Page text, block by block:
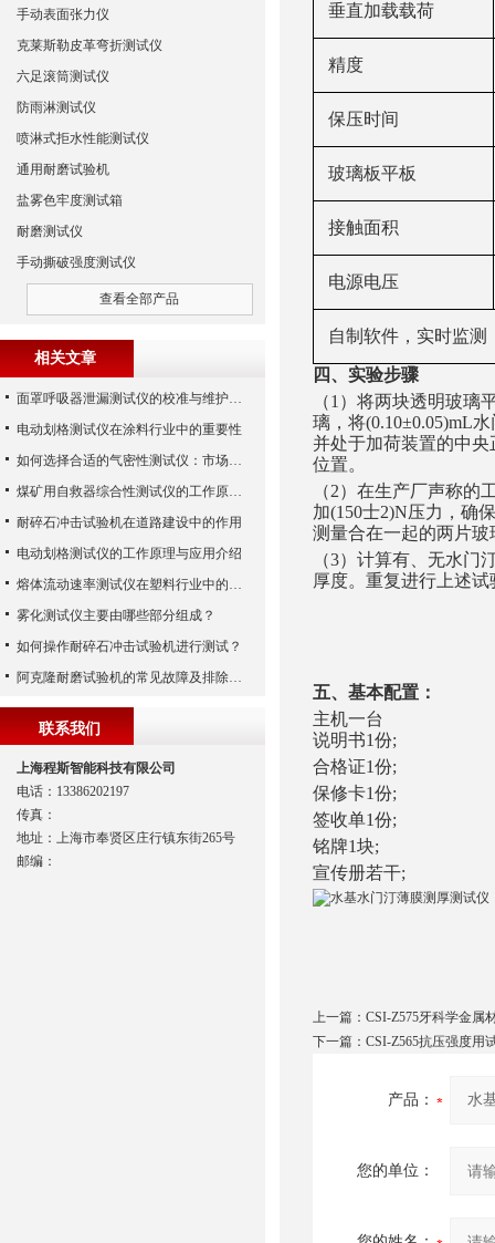
垂直加载载荷
精度
保压时间
玻璃板平板
接触面积
电源电压
自制软件，实时监测
四、实验步骤
（1）将两块透明玻
璃，将(0.10±0.05)mL
并处于加荷装置的中
位置。
（2）在生产厂声称的
加(150士2)N压力，确
测量合在一起的两片
（3）计算有、无水
厚度。重复进行上述试
五、基本配置：
主机一台
说明书1份;
合格证1份;
保修卡1份;
签收单1份;
铭牌1块;
宣传册若干;
上一篇： CSI-Z575牙科学金属
下一篇： CSI-Z565抗压强度用
产品：
您的单位：
手动表面张力仪
克莱斯勒皮革弯折测试仪
六足滚筒测试仪
防雨淋测试仪
喷淋式拒水性能测试仪
通用耐磨试验机
盐雾色牢度测试箱
耐磨测试仪
手动撕破强度测试仪
查看全部产品
相关文章
面罩呼吸器泄漏测试仪的校准与维护技巧
电动划格测试仪在涂料行业中的重要性
如何选择合适的气密性测试仪：市场指南
煤矿用自救器综合性测试仪的工作原理与功能解析
耐碎石冲击试验机在道路建设中的作用
电动划格测试仪的工作原理与应用介绍
熔体流动速率测试仪在塑料行业中的应用
雾化测试仪主要由哪些部分组成？
如何操作耐碎石冲击试验机进行测试？
阿克隆耐磨试验机的常见故障及排除方法
联系我们
上海程斯智能科技有限公司
电话：13386202197
传真：
地址：上海市奉贤区庄行镇东街265号
邮编：